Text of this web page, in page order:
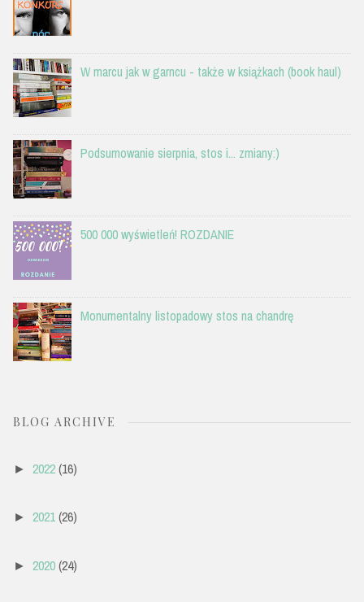
W marcu jak w garncu - także w książkach (book haul)
Podsumowanie sierpnia, stos i... zmiany:)
500 000 wyświetleń! ROZDANIE
Monumentalny listopadowy stos na chandrę
BLOG ARCHIVE
► 2022(16)
► 2021(26)
► 2020(24)